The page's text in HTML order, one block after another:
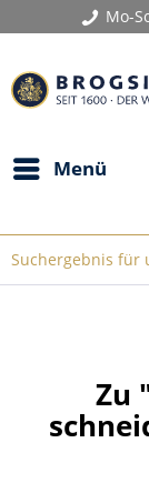
Mo-
Menü
Suchergebnis für
Zu